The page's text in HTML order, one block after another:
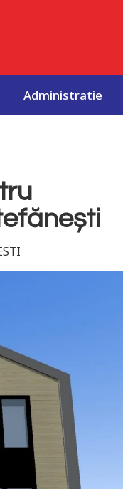
Administratie